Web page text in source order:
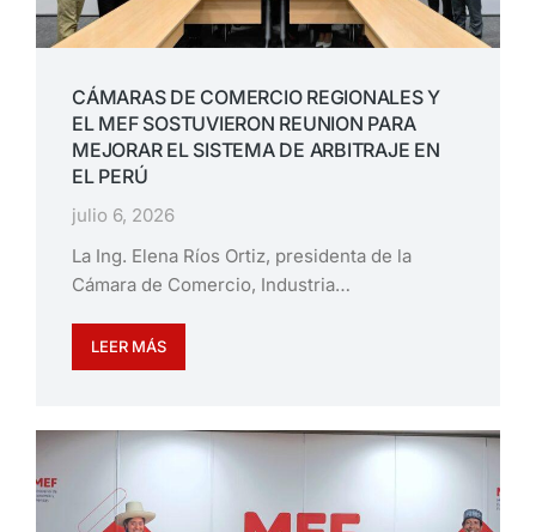
CÁMARAS DE COMERCIO REGIONALES Y
EL MEF SOSTUVIERON REUNION PARA
MEJORAR EL SISTEMA DE ARBITRAJE EN
EL PERÚ
julio 6, 2026
La Ing. Elena Ríos Ortiz, presidenta de la
Cámara de Comercio, Industria…
LEER MÁS